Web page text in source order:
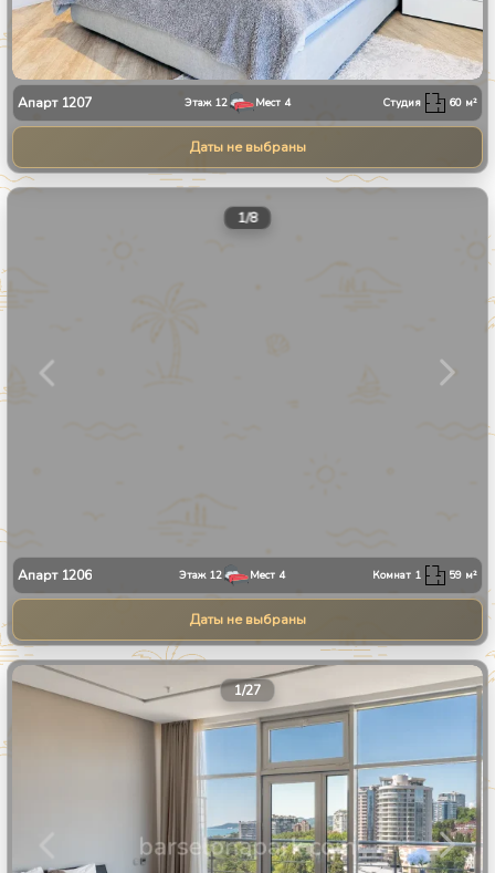
Апарт 1207 Этаж 12 Мест 4 Студия 60 м²
Даты не выбраны
1/8
Апарт 1206 Этаж 12 Мест 4 Комнат 1 59 м²
Даты не выбраны
1/27